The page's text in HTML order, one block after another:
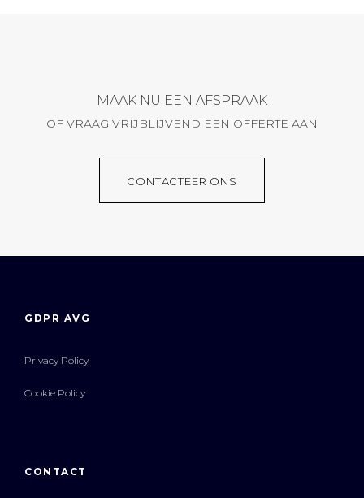
MAAK NU EEN AFSPRAAK
OF VRAAG VRIJBLIJVEND EEN OFFERTE AAN
CONTACTEER ONS
GDPR AVG
Privacy Policy
Cookie Policy
CONTACT